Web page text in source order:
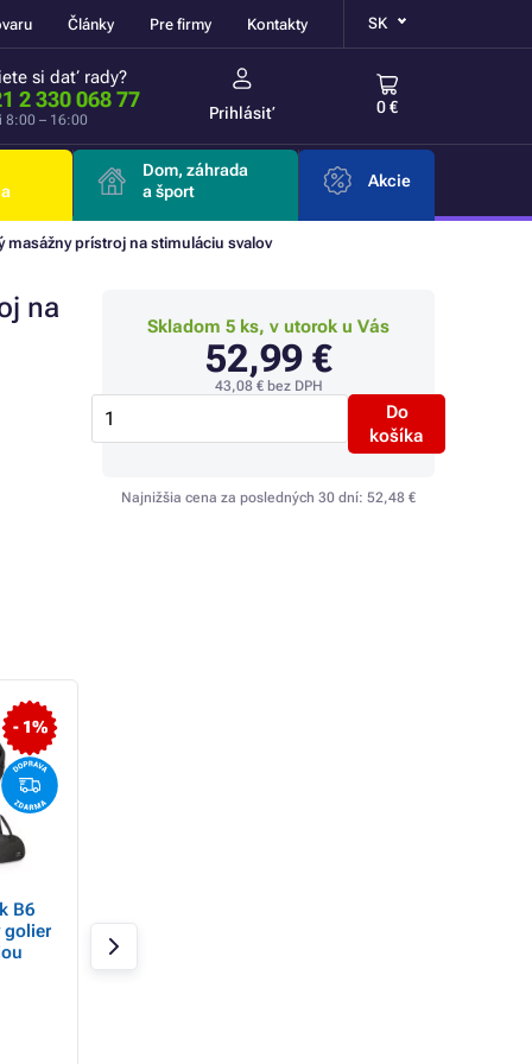
Články Pre firmy Kontakty SK
si dať rady?
2 330 068 77
8:00 – 16:00 Prihlásiť 0 €
Dom, záhrada
a šport
Akcie
masážny prístroj na stimuláciu svalov
na
Skladom 5 ks, v utorok u Vás
52,99 €
43,08 €bez DPH
Do
košíka
Najnižšia cena za posledných 30 dní: 52,48 €
- 1%
B6
golier